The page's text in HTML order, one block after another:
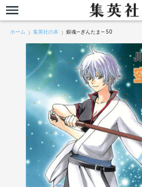
ホーム 集英社の本 銀魂―ぎんたま― 50